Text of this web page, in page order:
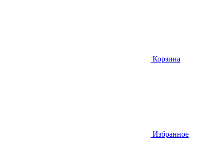
Корзина
Избранное